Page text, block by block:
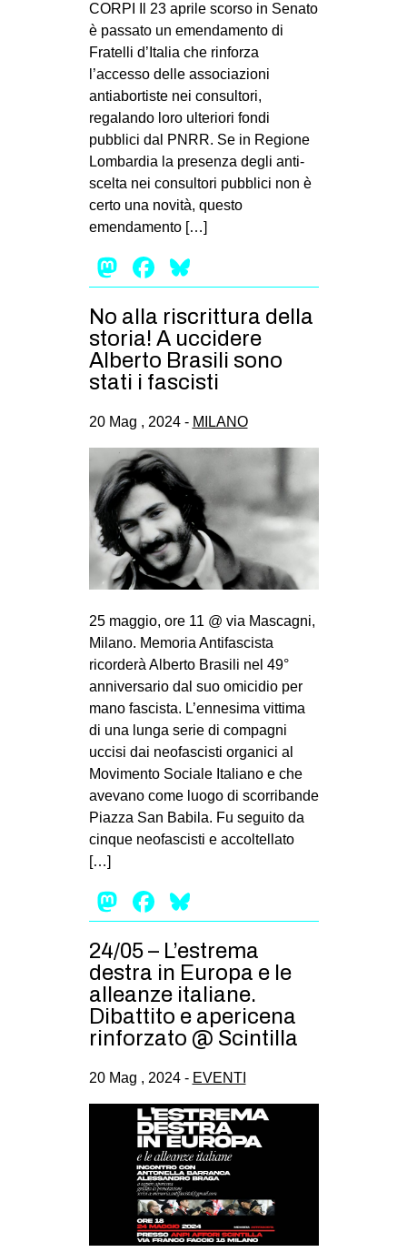
CORPI Il 23 aprile scorso in Senato
è passato un emendamento di
Fratelli d’Italia che rinforza
l’accesso delle associazioni
antiabortiste nei consultori,
regalando loro ulteriori fondi
pubblici dal PNRR. Se in Regione
Lombardia la presenza degli anti-
scelta nei consultori pubblici non è
certo una novità, questo
emendamento […]
Mastodon
Facebook
No alla riscrittura della
storia! A uccidere
Alberto Brasili sono
stati i fascisti
20 Mag , 2024 - MILANO
25 maggio, ore 11 @ via Mascagni,
Milano. Memoria Antifascista
ricorderà Alberto Brasili nel 49°
anniversario dal suo omicidio per
mano fascista. L’ennesima vittima
di una lunga serie di compagni
uccisi dai neofascisti organici al
Movimento Sociale Italiano e che
avevano come luogo di scorribande
Piazza San Babila. Fu seguito da
cinque neofascisti e accoltellato
[…]
Mastodon
Facebook
24/05 – L’estrema
destra in Europa e le
alleanze italiane.
Dibattito e apericena
rinforzato @ Scintilla
20 Mag , 2024 - EVENTI